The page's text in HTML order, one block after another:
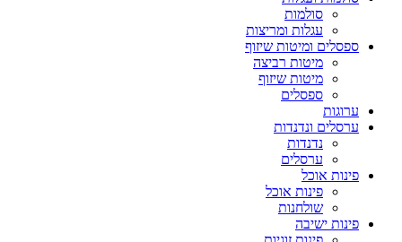
סולמות
עגלות ומריצות
ספסלים ומיטות שיזוף
מיטות רביצה
מיטות שיזוף
ספסלים
ערוגות
ערסלים ונדנדות
נדנדות
ערסלים
פינות אוכל
פינות אוכל
שולחנות
פינות ישיבה